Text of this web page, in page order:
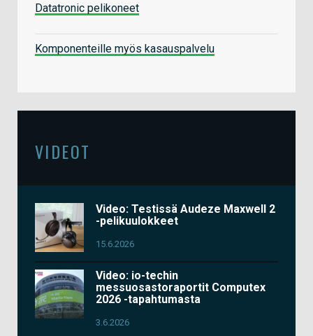
Datatronic pelikoneet
Komponenteille myös kasauspalvelu
VIDEOT
Video: Testissä Audeze Maxwell 2
-pelikuulokkeet
15.6.2026
Video: io-techin
messuosastoraportit Computex
2026 -tapahtumasta
3.6.2026